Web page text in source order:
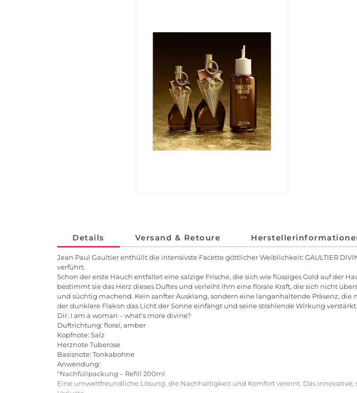
Details Versand & Retoure
Jean Paul Gaultier enthüllt die intensivste Facette göttlicher Weiblichkeit: GAULTIER
verführt.
Schon der erste Hauch entfaltet eine salzige Frische, die sich wie flüssiges Gold auf der
bestimmt sie das Herz dieses Duftes und verleiht ihm eine florale Kraft, die sich nicht
und süchtig machend. Kein sanfter Ausklang, sondern eine langanhaltende Präsenz,
der dunklere Flakon das Licht der Sonne einfängt und seine strahlende Wirkung
Dir. I am a woman – what's more divine?
Duftrichtung: floral, amber
Kopfnote: Salz
Herznote Tuberose
Basisnote: Tonkabohne
Anwendung:
"Nachfüllpackung – Refill 200ml
Eine umweltfreundliche Lösung, die Nachhaltigkeit und Komfort vereint. Das